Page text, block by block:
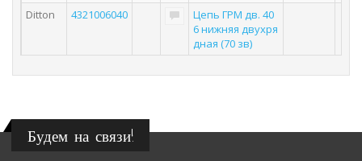
Ditton 4321006040
Цепь ГРМ дв. 40
6 нижняя двухря
дная (70 зв)
Будем на связи!